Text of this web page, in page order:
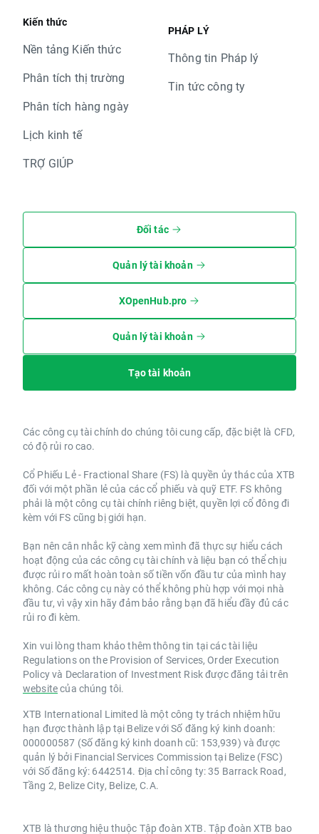
Kiến thức
Nền tảng Kiến thức
Phân tích thị trường
Phân tích hàng ngày
Lịch kinh tế
TRỢ GIÚP
PHÁP LÝ
Thông tin Pháp lý
Tin tức công ty
Đối tác
Quản lý tài khoản
XOpenHub.pro
Quản lý tài khoản
Tạo tài khoản
Các công cụ tài chính do chúng tôi cung cấp, đặc biệt là CFD,
có độ rủi ro cao.
Cổ Phiếu Lẻ - Fractional Share (FS) là quyền ủy thác của XTB
đối với một phần lẻ của các cổ phiếu và quỹ ETF. FS không
phải là một công cụ tài chính riêng biệt, quyền lợi cổ đông đi
kèm với FS cũng bị giới hạn.
Bạn nên cân nhắc kỹ càng xem mình đã thực sự hiểu cách
hoạt động của các công cụ tài chính và liệu bạn có thể chịu
được rủi ro mất hoàn toàn số tiền vốn đầu tư của mình hay
không. Các công cụ này có thể không phù hợp với mọi nhà
đầu tư, vì vậy xin hãy đảm bảo rằng bạn đã hiểu đầy đủ các
rủi ro đi kèm.
Xin vui lòng tham khảo thêm thông tin tại các tài liệu
Regulations on the Provision of Services, Order Execution
Policy và Declaration of Investment Risk được đăng tải trên
websitecủa chúng tôi.
XTB International Limited là một công ty trách nhiệm hữu
hạn được thành lập tại Belize với Số đăng ký kinh doanh:
000000587 (Số đăng ký kinh doanh cũ: 153,939) và được
quản lý bởi Financial Services Commission tại Belize (FSC)
với Số đăng ký: 6442514. Địa chỉ công ty: 35 Barrack Road,
Tầng 2, Belize City, Belize, C.A.
XTB là thương hiệu thuộc Tập đoàn XTB. Tập đoàn XTB bao